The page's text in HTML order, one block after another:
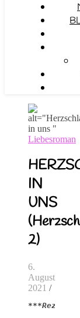
Liebesroman
IN
UNS
2)
6.
August
2021 /